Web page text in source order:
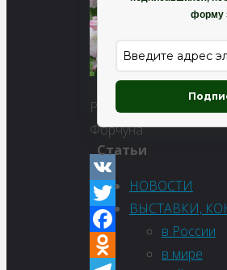
Рододендрон
Форчуна
VK
Twitter
Facebook
форму
Статьи
НОВОСТИ
ВЫСТАВКИ,
в России
в мире